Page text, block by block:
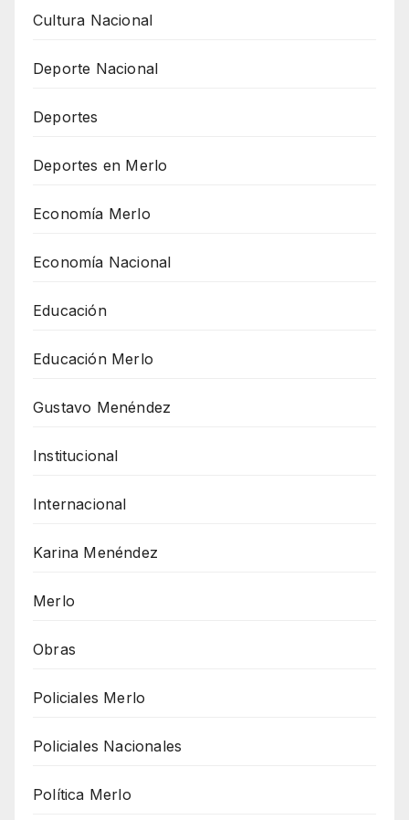
Cultura Nacional
Deporte Nacional
Deportes
Deportes en Merlo
Economía Merlo
Economía Nacional
Educación
Educación Merlo
Gustavo Menéndez
Institucional
Internacional
Karina Menéndez
Merlo
Obras
Policiales Merlo
Policiales Nacionales
Política Merlo